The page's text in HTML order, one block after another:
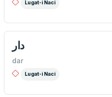
Lugat-i Naci
دار
dar
Lugat-i Naci